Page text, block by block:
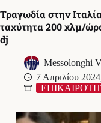
Τραγωδία στην
ταχύτητα 200 χλμ/
dj
Messolonghi
7 Απριλίου